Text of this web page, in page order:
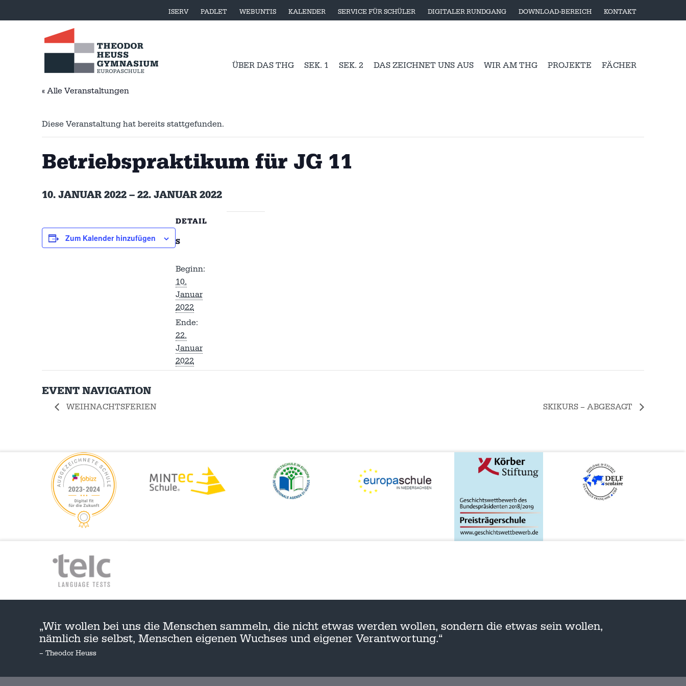
ISERV PADLET WEBUNTIS KALENDER SERVICE FÜR SCHÜLER DIGITALER RUNDGANG DOWNLOAD-BEREICH KONTAKT
ÜBER DAS THG SEK. 1 SEK. 2 DAS ZEICHNET UNS AUS WIR AM THG PROJEKTE FÄCHER
« Alle Veranstaltungen
Diese Veranstaltung hat bereits stattgefunden.
Betriebspraktikum für JG 11
10. JANUAR 2022–22. JANUAR 2022
Zum Kalender hinzufügen
DETAIL
S
Beginn:
10.
Januar
2022
Ende:
22.
Januar
2022
EVENT NAVIGATION
WEIHNACHTSFERIEN SKIKURS – ABGESAGT
„Wir wollen bei uns die Menschen sammeln, die nicht etwas werden wollen, sondern die etwas sein wollen,
nämlich sie selbst, Menschen eigenen Wuchses und eigener Verantwortung.“
– Theodor Heuss